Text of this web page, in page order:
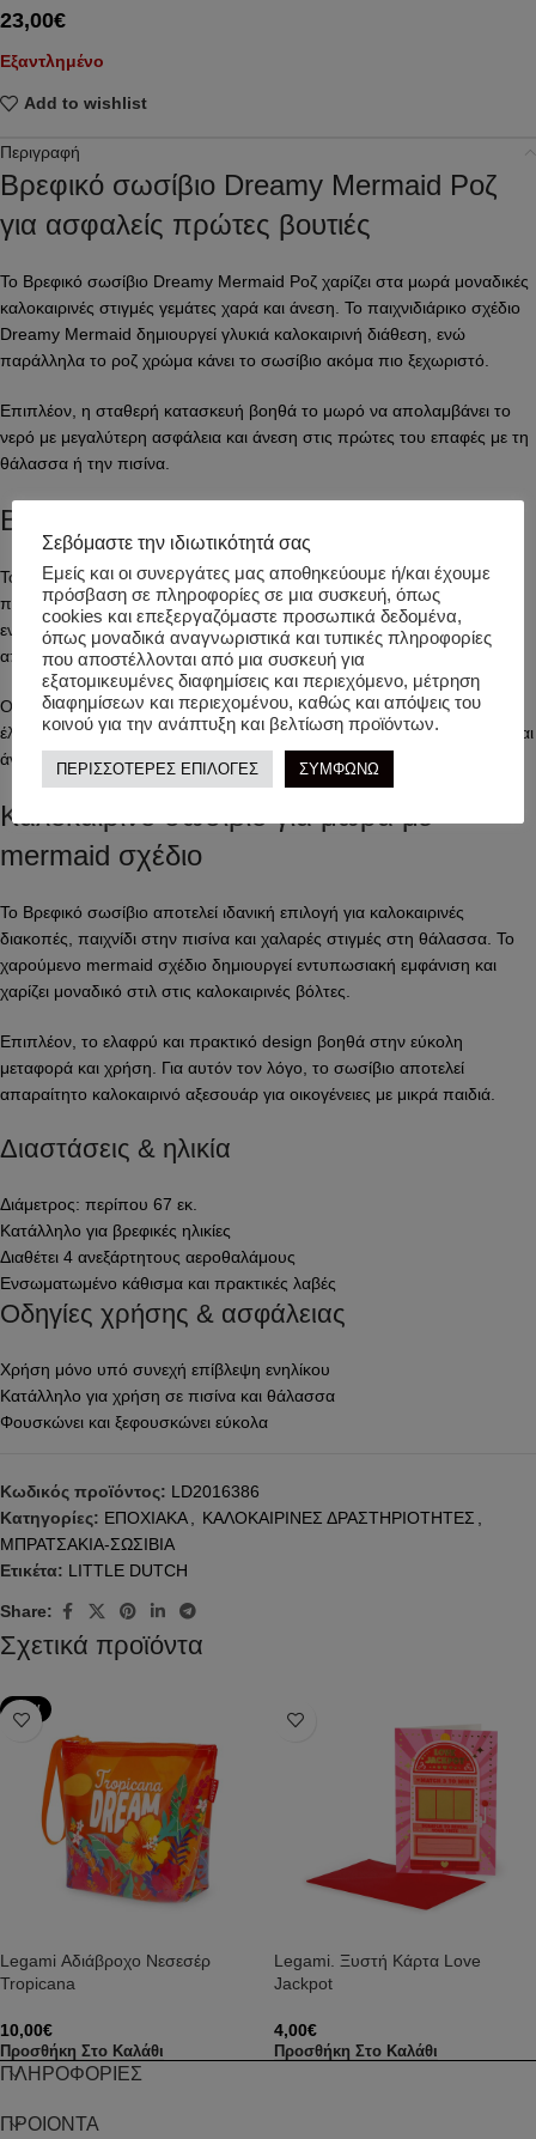
23,00€
Εξαντλημένο
Add to wishlist
Περιγραφή
Βρεφικό σωσίβιο Dreamy Mermaid Ροζ
για ασφαλείς πρώτες βουτιές
Το Βρεφικό σωσίβιο Dreamy Mermaid Ροζ χαρίζει στα μωρά μοναδικές
καλοκαιρινές στιγμές γεμάτες χαρά και άνεση. Το παιχνιδιάρικο σχέδιο
Dreamy Mermaid δημιουργεί γλυκιά καλοκαιρινή διάθεση, ενώ
παράλληλα το ροζ χρώμα κάνει το σωσίβιο ακόμα πιο ξεχωριστό.
Επιπλέον, η σταθερή κατασκευή βοηθά το μωρό να απολαμβάνει το
νερό με μεγαλύτερη ασφάλεια και άνεση στις πρώτες του επαφές με τη
θάλασσα ή την πισίνα.
Βρεφικό φουσκωτό σωσίβιο με κάθισμα
Το σωσίβιο διαθέτει τέσσερις ανεξάρτητους αεροθαλάμους που
προσφέρουν καλύτερη σταθερότητα κατά τη χρήση. Παράλληλα, το
ενσωματωμένο κάθισμα βοηθά το μωρό να κάθεται πιο άνετα και να
απολαμβάνει το παιχνίδι στο νερό.
Οι πρακτικές λαβές επιτρέπουν πιο εύκολο κράτημα και καλύτερο
έλεγχο από τους γονείς. Έτσι, το μωρό νιώθει μεγαλύτερη ασφάλεια και
άνεση κατά τη διάρκεια της χρήσης.
Καλοκαιρινό σωσίβιο για μωρά με
mermaid σχέδιο
Το Βρεφικό σωσίβιο αποτελεί ιδανική επιλογή για καλοκαιρινές
διακοπές, παιχνίδι στην πισίνα και χαλαρές στιγμές στη θάλασσα. Το
χαρούμενο mermaid σχέδιο δημιουργεί εντυπωσιακή εμφάνιση και
χαρίζει μοναδικό στιλ στις καλοκαιρινές βόλτες.
Επιπλέον, το ελαφρύ και πρακτικό design βοηθά στην εύκολη
μεταφορά και χρήση. Για αυτόν τον λόγο, το σωσίβιο αποτελεί
απαραίτητο καλοκαιρινό αξεσουάρ για οικογένειες με μικρά παιδιά.
Διαστάσεις & ηλικία
Διάμετρος: περίπου 67 εκ.
Κατάλληλο για βρεφικές ηλικίες
Διαθέτει 4 ανεξάρτητους αεροθαλάμους
Ενσωματωμένο κάθισμα και πρακτικές λαβές
Οδηγίες χρήσης & ασφάλειας
Χρήση μόνο υπό συνεχή επίβλεψη ενηλίκου
Κατάλληλο για χρήση σε πισίνα και θάλασσα
Φουσκώνει και ξεφουσκώνει εύκολα
Κωδικός προϊόντος: LD2016386
Κατηγορίες: ΕΠΟΧΙΑΚΑ ΚΑΛΟΚΑΙΡΙΝΕΣ ΔΡΑΣΤΗΡΙΟΤΗΤΕΣ
ΜΠΡΑΤΣΑΚΙΑ-ΣΩΣΙΒΙΑ
Ετικέτα: LITTLE DUTCH
Share:
Σχετικά προϊόντα
NEW
Legami Αδιάβροχο Νεσεσέρ
Tropicana
10,00€
Προσθήκη Στο Καλάθι
Legami. Ξυστή Κάρτα Love
Jackpot
4,00€
Προσθήκη Στο Καλάθι
ΠΛΗΡΟΦΟΡΙΕΣ
ΠΡΟΙΟΝΤΑ
Σεβόμαστε την ιδιωτικότητά σας
Εμείς και οι συνεργάτες μας αποθηκεύουμε ή/και έχουμε
πρόσβαση σε πληροφορίες σε μια συσκευή, όπως
cookies και επεξεργαζόμαστε προσωπικά δεδομένα,
όπως μοναδικά αναγνωριστικά και τυπικές πληροφορίες
που αποστέλλονται από μια συσκευή για
εξατομικευμένες διαφημίσεις και περιεχόμενο, μέτρηση
διαφημίσεων και περιεχομένου, καθώς και απόψεις του
κοινού για την ανάπτυξη και βελτίωση προϊόντων.
ΠΕΡΙΣΣΟΤΕΡΕΣ ΕΠΙΛΟΓΕΣ ΣΥΜΦΩΝΩ